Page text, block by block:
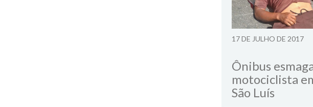
17 DE JULHO DE 2017
Ônibus
motociclista
São Luís